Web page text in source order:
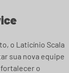
o Laticínio Scala
sua nova equipe
fortalecer o